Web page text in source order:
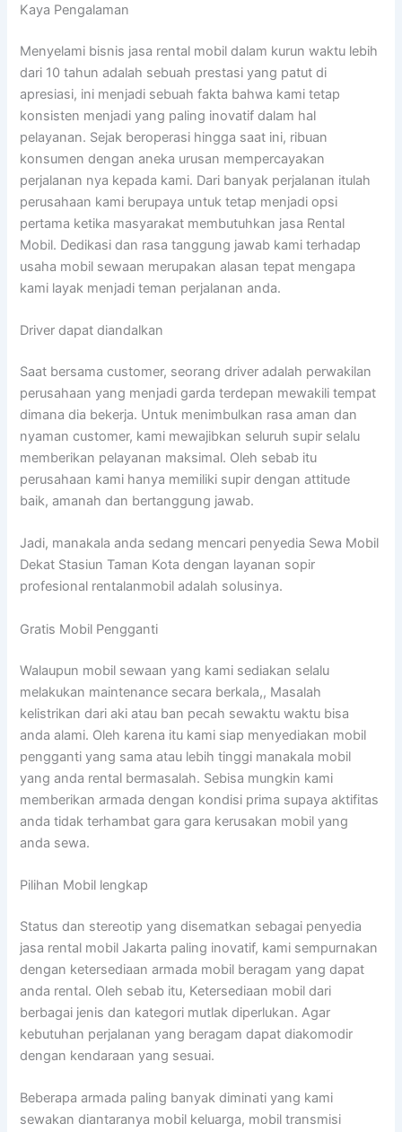
Kaya Pengalaman
Menyelami bisnis jasa rental mobil dalam kurun waktu lebih
dari 10 tahun adalah sebuah prestasi yang patut di
apresiasi, ini menjadi sebuah fakta bahwa kami tetap
konsisten menjadi yang paling inovatif dalam hal
pelayanan. Sejak beroperasi hingga saat ini, ribuan
konsumen dengan aneka urusan mempercayakan
perjalanan nya kepada kami. Dari banyak perjalanan itulah
perusahaan kami berupaya untuk tetap menjadi opsi
pertama ketika masyarakat membutuhkan jasa Rental
Mobil. Dedikasi dan rasa tanggung jawab kami terhadap
usaha mobil sewaan merupakan alasan tepat mengapa
kami layak menjadi teman perjalanan anda.
Driver dapat diandalkan
Saat bersama customer, seorang driver adalah perwakilan
perusahaan yang menjadi garda terdepan mewakili tempat
dimana dia bekerja. Untuk menimbulkan rasa aman dan
nyaman customer, kami mewajibkan seluruh supir selalu
memberikan pelayanan maksimal. Oleh sebab itu
perusahaan kami hanya memiliki supir dengan attitude
baik, amanah dan bertanggung jawab.
Jadi, manakala anda sedang mencari penyedia Sewa Mobil
Dekat Stasiun Taman Kota dengan layanan sopir
profesional rentalanmobil adalah solusinya.
Gratis Mobil Pengganti
Walaupun mobil sewaan yang kami sediakan selalu
melakukan maintenance secara berkala,, Masalah
kelistrikan dari aki atau ban pecah sewaktu waktu bisa
anda alami. Oleh karena itu kami siap menyediakan mobil
pengganti yang sama atau lebih tinggi manakala mobil
yang anda rental bermasalah. Sebisa mungkin kami
memberikan armada dengan kondisi prima supaya aktifitas
anda tidak terhambat gara gara kerusakan mobil yang
anda sewa.
Pilihan Mobil lengkap
Status dan stereotip yang disematkan sebagai penyedia
jasa rental mobil Jakarta paling inovatif, kami sempurnakan
dengan ketersediaan armada mobil beragam yang dapat
anda rental. Oleh sebab itu, Ketersediaan mobil dari
berbagai jenis dan kategori mutlak diperlukan. Agar
kebutuhan perjalanan yang beragam dapat diakomodir
dengan kendaraan yang sesuai.
Beberapa armada paling banyak diminati yang kami
sewakan diantaranya mobil keluarga, mobil transmisi